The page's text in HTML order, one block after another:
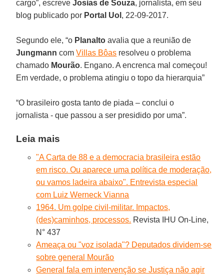
cargo”, escreveJosias de Souza, jornalista, em seu
blog publicado por Portal Uol , 22-09-2017.
Segundo ele, “o Planalto avalia que a reunião de
Jungmann comVillas Bôas resolveu o problema
chamado Mourão. Engano. A encrenca mal começou!
Em verdade, o problema atingiu o topo da hierarquia”
“O brasileiro gosta tanto de piada – conclui o
jornalista - que passou a ser presidido por uma”.
Leia mais
"A Carta de 88 e a democracia brasileira estão
em risco. Ou aparece uma política de moderação,
ou vamos ladeira abaixo". Entrevista especial
com Luiz Werneck Vianna
1964. Um golpe civil-militar. Impactos,
(des)caminhos, processos. Revista IHU On-Line,
N° 437
Ameaça ou "voz isolada"? Deputados dividem-se
sobre general Mourão
General fala em intervenção se Justiça não agir